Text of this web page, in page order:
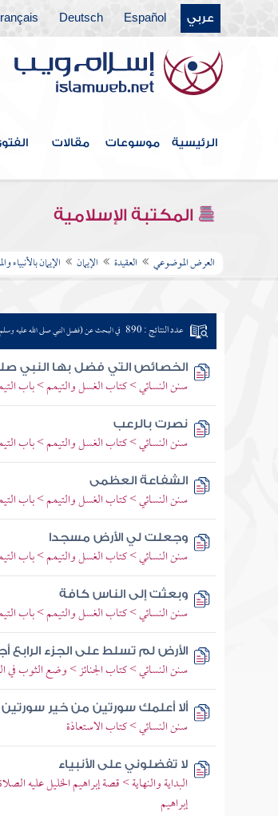
عربي Español
Deutsch
الرئيسية موسوعات مقالات
المكتبة الإسلامية
العرض الموضوعي العقيدة الإيمان الإيمان بالأنبياء
عدد النتائج : 890 في البحث عن (فضل النبي صلى الله عليه
الخصائص التي فضل بها النبي
سنن النسائي > كتاب الغسل والتيمم > باب
نصرت بالرعب
سنن النسائي > كتاب الغسل والتيمم > باب
الشفاعة العظمى
سنن النسائي > كتاب الغسل والتيمم > باب
وجعلت لي الأرض مسجدا
سنن النسائي > كتاب الغسل والتيمم > باب
وبعثت إلى الناس كافة
سنن النسائي > كتاب الغسل والتيمم > باب
الأرض لم تسلط على الجزء الرابع
سنن النسائي > كتاب الجنائز > وضع الثوب في
ألا أعلمك سورتين من خير سورتين
سنن النسائي > كتاب الاستعاذة
لا تفضلوني على الأنبياء
البداية والنهاية > قصة إبراهيم الخليل عليه
إبراهيم